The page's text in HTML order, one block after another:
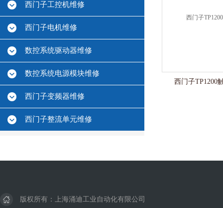
西门子工控机维修
西门子电机维修
数控系统驱动器维修
数控系统电源模块维修
西门子变频器维修
西门子整流单元维修
西门子TP1200
版权所有：上海涌迪工业自动化有限公司